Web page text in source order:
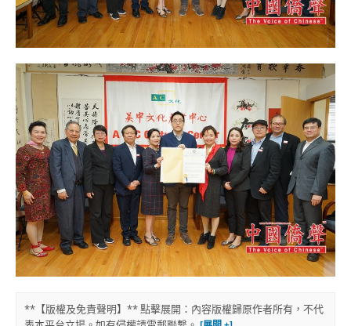
**【版權及免責聲明】** 點擊展開：內容版權歸原作者所有，不代